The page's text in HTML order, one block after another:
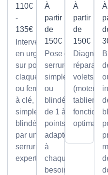
110€
-
135€
Intervention
en urgence
sur portes
claquées
ou fermées
à clé,
simples ou
blindées
par un
serrurier
expert
À
partir
de
150€
Pose de
serrures,
simples
ou
blindée
de 1 à 5
points,
adaptée
à
chaque
besoin
À
partir
de
150€
volets
(moteur
tablier)
optimal.
À